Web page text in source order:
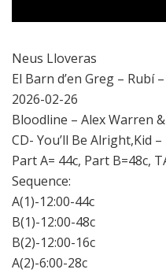
Neus Lloveras
El Barn d’en Greg – Rubí
2026-02-26
Bloodline – Alex Warren &
CD- You’ll Be Alright,Kid –
Part A= 44c, Part B=48c,
Sequence:
A(1)-12:00-44c
B(1)-12:00-48c
B(2)-12:00-16c
A(2)-6:00-28c